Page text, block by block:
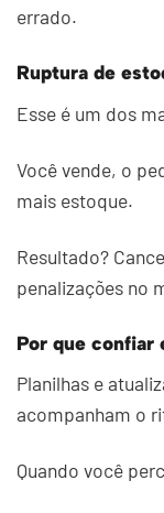
errado.
Ruptura de
Esse é um dos
Você vende, o
mais estoque.
Resultado?
penalizações no
Por que confiar
Planilhas e
acompanham o
Quando você